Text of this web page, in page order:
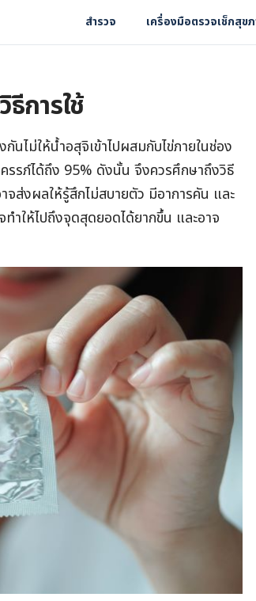
สำรวจ เครื่องมือตรวจเช็กสุข
การใช้
ไม่ให้น้ำอสุจิเข้าไปผสมกับไข่ภายในช่อง
รรภ์ได้ถึง 95% ดังนั้น จึงควรศึกษาถึงวิธี
ส่งผลให้รู้สึกไม่สบายตัว มีอาการคัน และ
ให้ไปถึงจุดสุดยอดได้ยากขึ้น และอาจ